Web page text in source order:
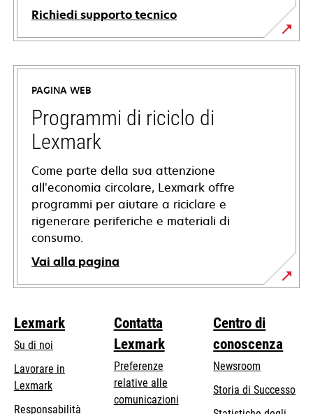
Richiedi supporto tecnico
si
apre
una
nuova
scheda
PAGINA WEB
Programmi di riciclo di
Lexmark
Come parte della sua attenzione
all’economia circolare, Lexmark offre
programmi per aiutare a riciclare e
rigenerare periferiche e materiali di
consumo.
Vai alla pagina
Lexmark
Su di noi
Lavorare in
Lexmark
Responsabilità
Contatta
Lexmark
Preferenze
relative alle
comunicazioni
Centro di
conoscenza
Newsroom
Storia di Successo